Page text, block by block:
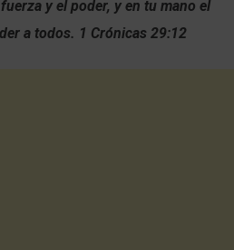
y el poder, y en tu mano el
a todos. 1 Crónicas 29:12